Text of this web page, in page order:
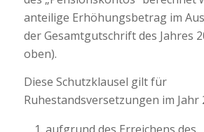
anteilige Erhöhungsbetrag im
der Gesamtgutschrift des Jahres
oben).
Diese Schutzklausel gilt für
Ruhestandsversetzungen im Jahr